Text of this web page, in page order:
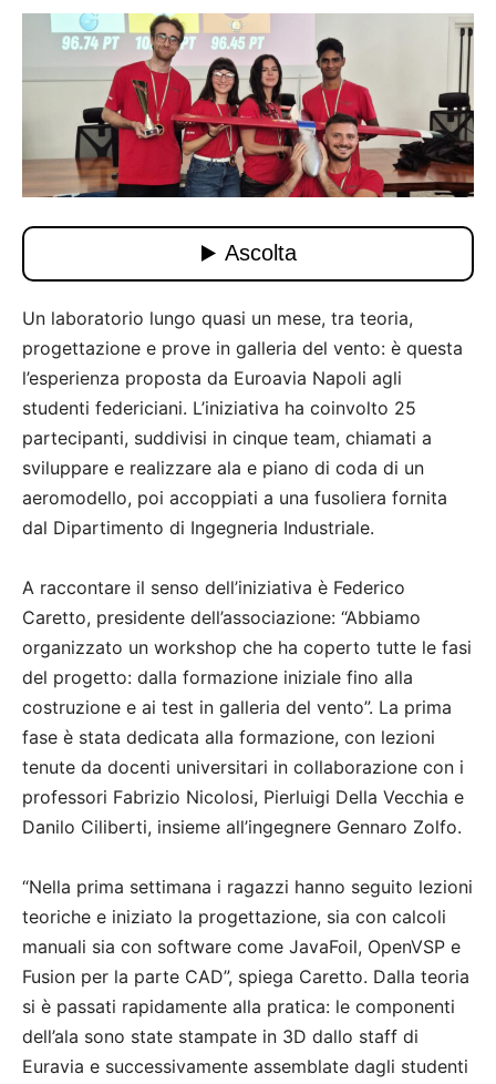
Un laboratorio lungo quasi un mese, tra teoria,
progettazione e prove in galleria del vento: è questa
l’esperienza proposta da Euroavia Napoli agli
studenti federiciani. L’iniziativa ha coinvolto 25
partecipanti, suddivisi in cinque team, chiamati a
sviluppare e realizzare ala e piano di coda di un
aeromodello, poi accoppiati a una fusoliera fornita
dal Dipartimento di Ingegneria Industriale.
A raccontare il senso dell’iniziativa è Federico
Caretto, presidente dell’associazione: “Abbiamo
organizzato un workshop che ha coperto tutte le fasi
del progetto: dalla formazione iniziale fino alla
costruzione e ai test in galleria del vento”. La prima
fase è stata dedicata alla formazione, con lezioni
tenute da docenti universitari in collaborazione con i
professori Fabrizio Nicolosi, Pierluigi Della Vecchia e
Danilo Ciliberti, insieme all’ingegnere Gennaro Zolfo.
“Nella prima settimana i ragazzi hanno seguito lezioni
teoriche e iniziato la progettazione, sia con calcoli
manuali sia con software come JavaFoil, OpenVSP e
Fusion per la parte CAD”, spiega Caretto. Dalla teoria
si è passati rapidamente alla pratica: le componenti
dell’ala sono state stampate in 3D dallo staff di
Euravia e successivamente assemblate dagli studenti